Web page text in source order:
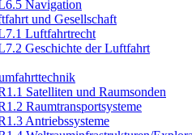
Navigation
und Gesellschaft
Luftfahrtrecht
Geschichte der Luftfahrt
Satelliten und Raumsonden
Raumtransportsysteme
Antriebssysteme